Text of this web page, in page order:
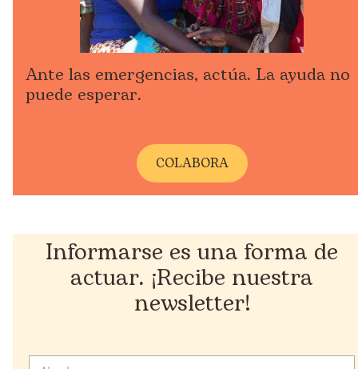
Ante las emergencias, actúa. La ayuda no
puede esperar.
COLABORA
Informarse es una forma de
actuar. ¡Recibe nuestra
newsletter!